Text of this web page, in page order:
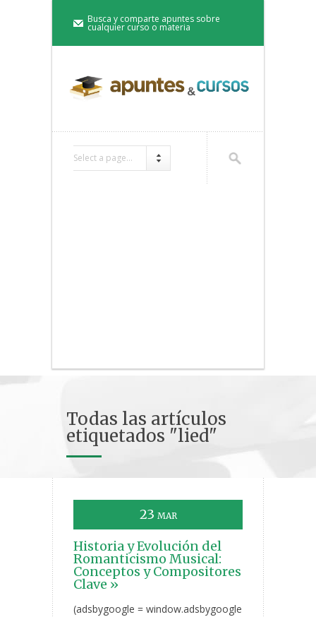
Busca y comparte apuntes sobre
cualquier curso o materia
Select a page...
Todas las artículos
etiquetados "lied"
23 MAR
Historia y Evolución del
Romanticismo Musical:
Conceptos y Compositores
Clave »
(adsbygoogle = window.adsbygoogle